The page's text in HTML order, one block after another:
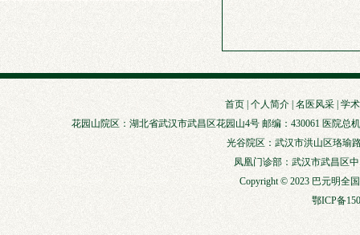
首页 个人简介 名医风采 学
花园山院区：湖北省武汉市武昌区花园山4号 邮编：430061 医院总机
光谷院区：武汉市洪山区珞瑜
凤凰门诊部：武汉市武昌区
Copyright © 2023 巴元明全
鄂ICP备